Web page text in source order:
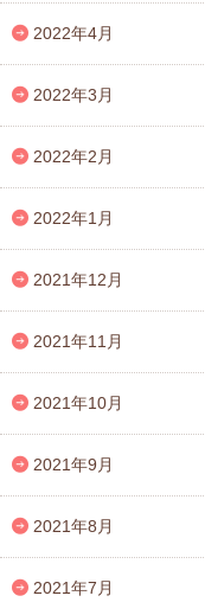
2022年4月
2022年3月
2022年2月
2022年1月
2021年12月
2021年11月
2021年10月
2021年9月
2021年8月
2021年7月